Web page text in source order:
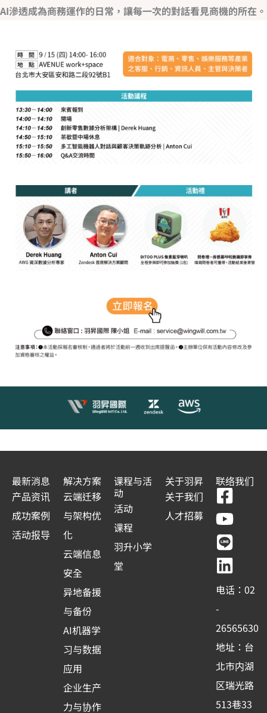
AI滲透成為商務運作的日常，讓每一次的對話看見商機的所在。
最新消息
产品资讯
成功案例
活动报导
解决方案
云端迁移
与架构优
化
云端信息
安全
异地备援
与备份
AI机器学
习与数据
应用
企业生产
力与协作
课程与活
动
活动
课程
羽升小学
堂
关于羽昇
关于我们
人才招募
联络我们
F
a
c
e
b
o
o
k
-
s
q
u
Y
o
u
t
u
b
e
L
i
n
e
L
i
n
k
e
d
i
n
电话：02
-
26565630
地址：台
北市内湖
区瑞光路
513巷33